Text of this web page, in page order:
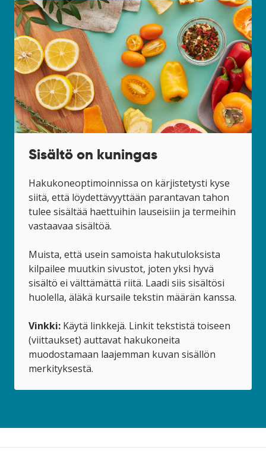
Sisältö on kuningas
Hakukoneoptimoinnissa on kärjistetysti kyse
siitä, että löydettävyyttään parantavan tahon
tulee sisältää haettuihin lauseisiin ja termeihin
vastaavaa sisältöä.
Muista, että usein samoista hakutuloksista
kilpailee muutkin sivustot, joten yksi hyvä
sisältö ei välttämättä riitä. Laadi siis sisältösi
huolella, äläkä kursaile tekstin määrän kanssa.
Vinkki: Käytä linkkejä. Linkit tekstistä toiseen
(viittaukset) auttavat hakukoneita
muodostamaan laajemman kuvan sisällön
merkityksestä.